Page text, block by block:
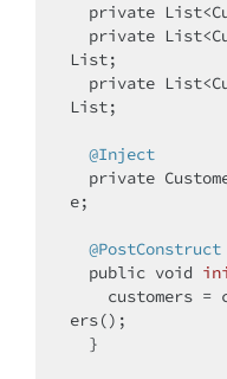
private
private
List;
private
List;
@Inject
private
e;
@PostConstruct
public void
ers();